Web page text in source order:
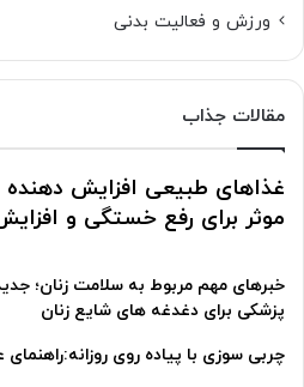
ورزش و فعالیت بدنی
مقالات جذاب
موثر برای رفع خستگی و افزایش
خبرهای مهم مربوط به سلامت زنان؛
پزشکی برای دغدغه های شایع زنان
چربی سوزی با پیاده روی